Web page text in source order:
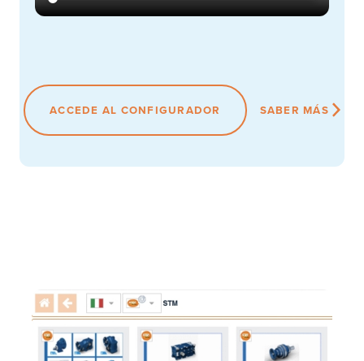
ACCEDE AL CONFIGURADOR SABER MÁS